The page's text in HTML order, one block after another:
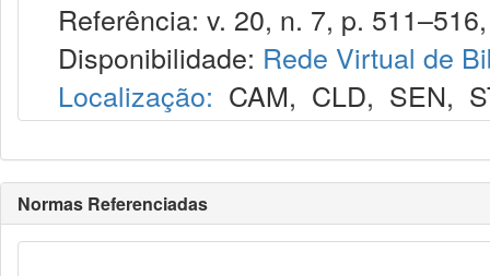
Referência: v. 20, n. 7, p.
Disponibilidade: Rede Virtual de
Localização: CAM, CLD, SEN,
Normas Referenciadas